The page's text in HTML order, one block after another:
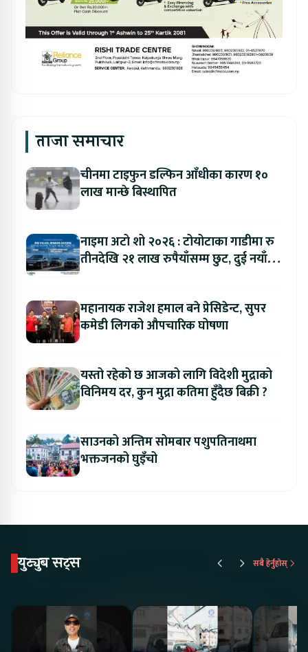
ताजा समाचार
चीनमा टाइफुन डल्फिन आँधीका कारण १०
लाख मान्छे बिस्थापित
नाइमा अटो शो २०२६ : टोयोटाका गाडीमा रु
तीनदेखि २१ लाख रुपैयाँसम्म छुट, दुई नयाँ
महानायक राजेश हमाल बने प्रेसिडेन्ट, सुपर
कमेडी लिगको औपचारिक घोषणा
यस्तो रहेको छ आजको लागि विदेशी मुद्राको
विनिमय दर, कुन मुद्रा कतिमा हुँदैछ बिक्री ?
साउनको अन्तिम सोमबार पशुपतिनाथमा
भक्तजनको घुइँचो
युट्युब सट्स सबै हेर्नुहोस्